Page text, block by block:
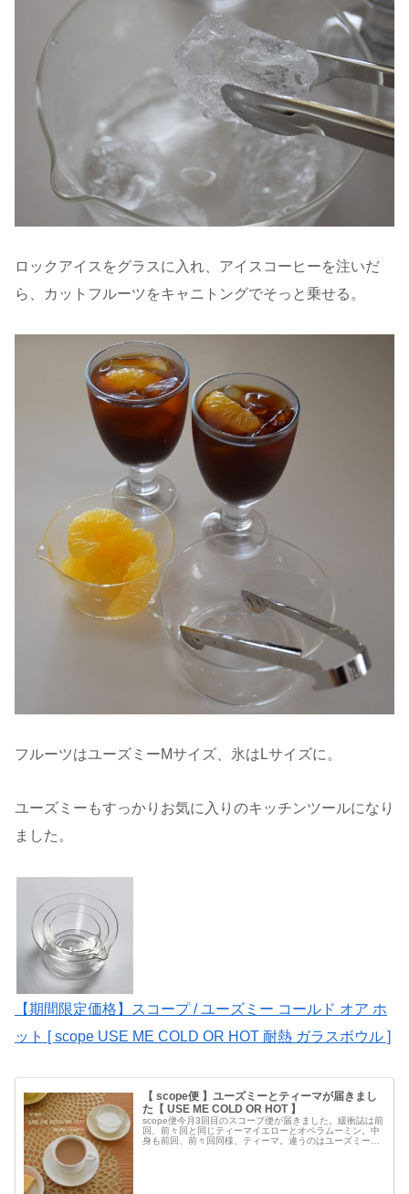
ロックアイスをグラスに入れ、アイスコーヒーを注いだ
ら、カットフルーツをキャニトングでそっと乗せる。
フルーツはユーズミーMサイズ、氷はLサイズに。
ユーズミーもすっかりお気に入りのキッチンツールになり
ました。
【期間限定価格】スコープ / ユーズミー コールド オア ホ
ット [ scope USE ME COLD OR HOT 耐熱 ガラスボウル ]
【 scope便 】ユーズミーとティーマが届きまし
た【 USE ME COLD OR HOT 】
scope便今月3回目のスコープ便が届きました。緩衝誌は前
回、前々回と同じティーマイエローとオペラムーミン。中
身も前回、前々回同様、ティーマ。違うのはユーズミー。